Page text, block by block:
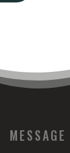
MESSAGE